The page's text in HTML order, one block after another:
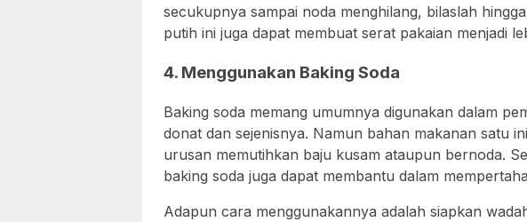
secukupnya sampai noda menghilang, bilaslah
putih ini juga dapat membuat serat pakaian menjadi
4. Menggunakan Baking Soda
Baking soda memang umumnya digunakan dalam
donat dan sejenisnya. Namun bahan makanan satu
urusan memutihkan baju kusam ataupun bernoda.
baking soda juga dapat membantu dalam
Adapun cara menggunakannya adalah siapkan